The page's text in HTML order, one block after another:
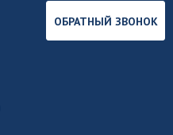
ОБРАТНЫЙ ЗВОНОК